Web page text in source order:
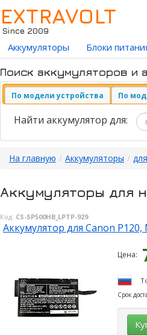
EXTRAVOLT
Since 2009
Аккумуляторы Блоки
Поиск аккумуляторов и
По модели устройства По
Найти аккумулятор для:
На главную / Аккумуляторы /
Аккумуляторы для
Код: CS-SP500HB_LPTP-929
Аккумулятор для Canon
Цена:
Срок